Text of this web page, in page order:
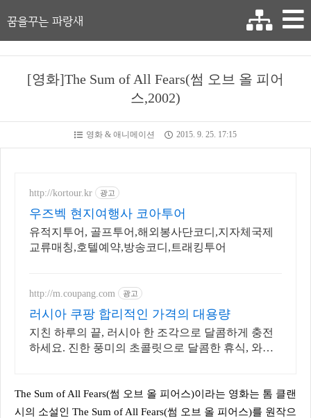
꿈을꾸는 파랑새
[영화]The Sum of All Fears(썸 오브 올 피어
스,2002)
영화 & 애니메이션 2015. 9. 25. 17:15
http://kortour.kr 광고
우즈벡 현지여행사 코아투어
유적지투어, 골프투어,해외봉사단코디,지자체국제
교류매칭,호텔예약,방송코디,트래킹투어
http://m.coupang.com 광고
러시아 쿠팡 합리적인 가격의 대용량
지친 하루의 끝, 러시아 한 조각으로 달콤하게 충전
하세요. 진한 풍미의 초콜릿으로 달콤한 휴식, 와우
The Sum of All Fears(썸 오브 올 피어스)이라는 영화는 톰 클랜
시의 소설인 The Sum of All Fears(썸 오브 올 피어스)를 원작으